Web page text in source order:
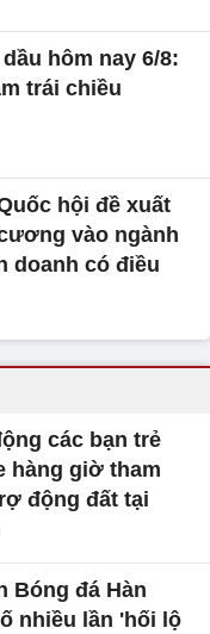
hôm nay 6/8:
trái chiều
hội đề xuất
vào ngành
doanh có điều
các bạn trẻ
hàng giờ tham
động đất tại
Bóng đá Hàn
nhiều lần 'hối lộ